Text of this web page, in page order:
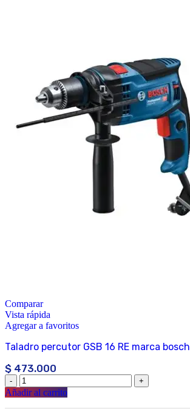
Comparar
Vista rápida
Agregar a favoritos
Taladro percutor GSB 16 RE marca bosch
$ 473.000
Añadir al carrito